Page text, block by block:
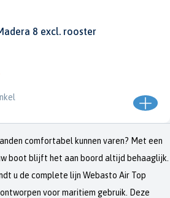
8 excl. rooster
comfortabel kunnen varen? Met een
boot blijft het aan boord altijd behaaglijk.
u de complete lijn Webasto Air Top
voor maritiem gebruik. Deze